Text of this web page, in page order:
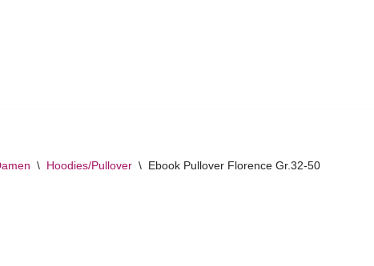
\ Hoodies/Pullover \ Ebook Pullover Florence Gr.32-50